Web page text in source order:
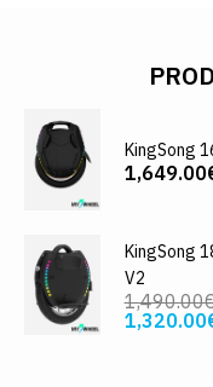
KingSong
KingSong
V2